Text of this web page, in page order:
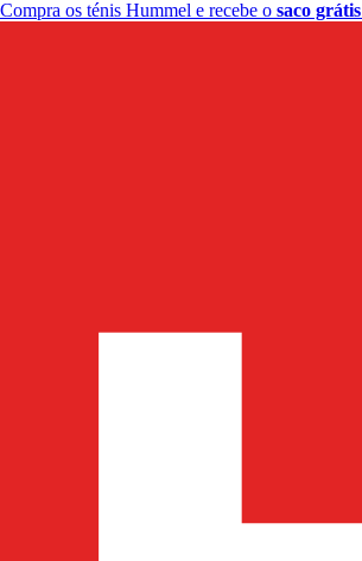
Compra os ténis Hummel e recebe o saco grátis